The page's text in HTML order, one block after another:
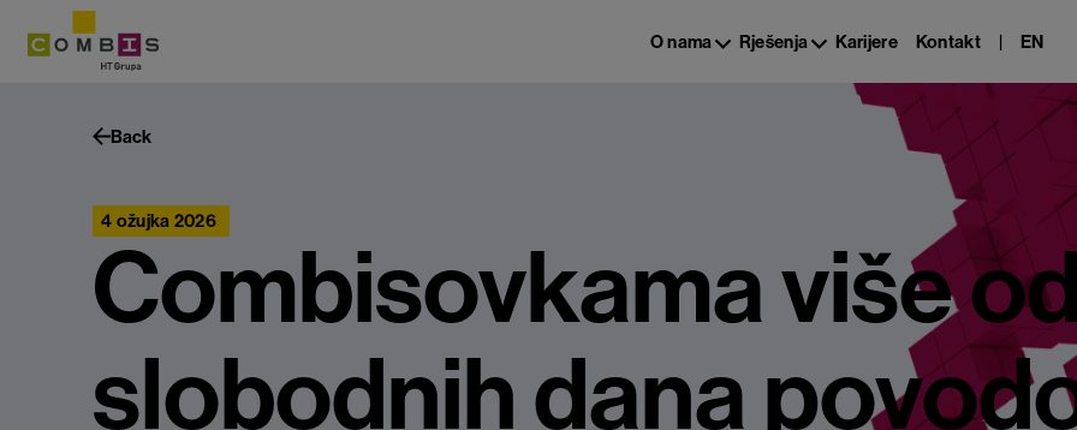
O nama Rješenja Karijere Kontakt | EN
Back
4 ožujka 2026
Combisovkama više
slobodnih dana